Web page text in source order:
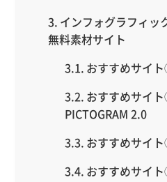
インフォグラフィッ
無料素材サイト
おすすめサイ
おすすめサイ
PICTOGRAM 2.0
おすすめサイ
おすすめサイ